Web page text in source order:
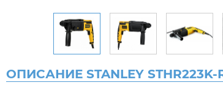
ОПИСАНИЕ STANLEY STHR223K-